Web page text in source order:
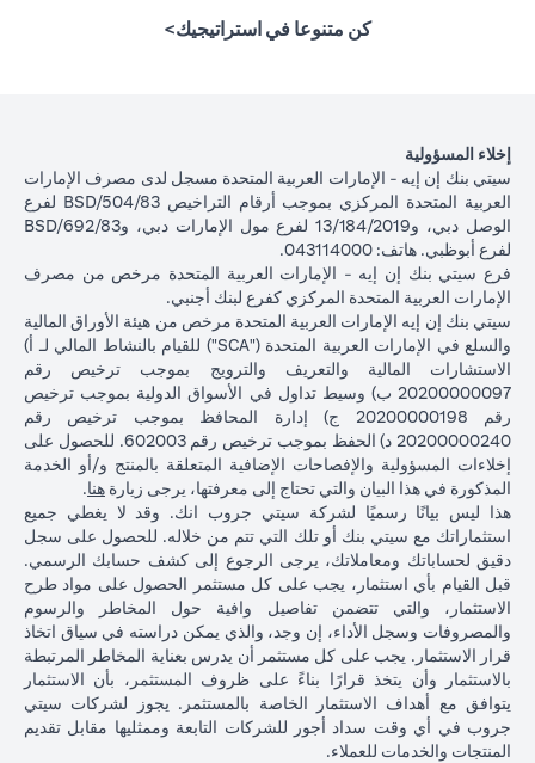
كن متنوعا في استراتيجيك>
إخلاء المسؤولية
سيتي بنك إن إيه - الإمارات العربية المتحدة مسجل لدى مصرف الإمارات
العربية المتحدة المركزي بموجب أرقام التراخيص BSD/504/83 لفرع
الوصل دبي، و13/184/2019 لفرع مول الإمارات دبي، وBSD/692/83
لفرع أبوظبي. هاتف: 043114000.
فرع سيتي بنك إن إيه - الإمارات العربية المتحدة مرخص من مصرف
الإمارات العربية المتحدة المركزي كفرع لبنك أجنبي.
سيتي بنك إن إيه الإمارات العربية المتحدة مرخص من هيئة الأوراق المالية
والسلع في الإمارات العربية المتحدة ("SCA") للقيام بالنشاط المالي لـ أ)
الاستشارات المالية والتعريف والترويج بموجب ترخيص رقم
20200000097 ب) وسيط تداول في الأسواق الدولية بموجب ترخيص
رقم 20200000198 ج) إدارة المحافظ بموجب ترخيص رقم
20200000240 د) الحفظ بموجب ترخيص رقم 602003. للحصول على
إخلاءات المسؤولية والإفصاحات الإضافية المتعلقة بالمنتج و/أو الخدمة
المذكورة في هذا البيان والتي تحتاج إلى معرفتها، يرجى زيارة هنا.
هذا ليس بيانًا رسميًا لشركة سيتي جروب انك. وقد لا يغطي جميع
استثماراتك مع سيتي بنك أو تلك التي تتم من خلاله. للحصول على سجل
دقيق لحساباتك ومعاملاتك، يرجى الرجوع إلى كشف حسابك الرسمي.
قبل القيام بأي استثمار، يجب على كل مستثمر الحصول على مواد طرح
الاستثمار، والتي تتضمن تفاصيل وافية حول المخاطر والرسوم
والمصروفات وسجل الأداء، إن وجد، والذي يمكن دراسته في سياق اتخاذ
قرار الاستثمار. يجب على كل مستثمر أن يدرس بعناية المخاطر المرتبطة
بالاستثمار وأن يتخذ قرارًا بناءً على ظروف المستثمر، بأن الاستثمار
يتوافق مع أهداف الاستثمار الخاصة بالمستثمر. يجوز لشركات سيتي
جروب في أي وقت سداد أجور للشركات التابعة وممثليها مقابل تقديم
المنتجات والخدمات للعملاء.